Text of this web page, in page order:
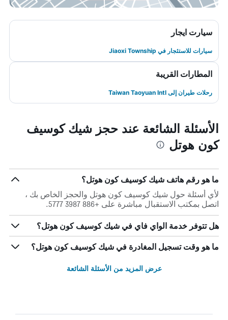
سيارت ايجار
سيارات للاستئجار في Jiaoxi Township
المطارات القريبة
رحلات طيران إلى Taiwan Taoyuan Intl
الأسئلة الشائعة عند حجز شيك كوسيف
كون هوتل
ما هو رقم هاتف شيك كوسيف كون هوتل؟
لأي أسئلة حول شيك كوسيف كون هوتل والحجز الخاص بك ،
اتصل بمكتب الاستقبال مباشرة على +886 3987 5777.
هل تتوفر خدمة الواي فاي في شيك كوسيف كون هوتل؟
ما هو وقت تسجيل المغادرة في شيك كوسيف كون هوتل؟
عرض المزيد من الأسئلة الشائعة